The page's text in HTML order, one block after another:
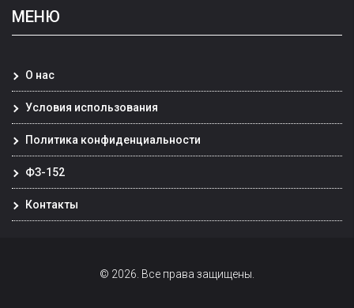
МЕНЮ
О нас
Условия использования
Политика конфиденциальности
ФЗ-152
Контакты
© 2026. Все права защищены.